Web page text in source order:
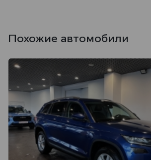
Похожие автомобили